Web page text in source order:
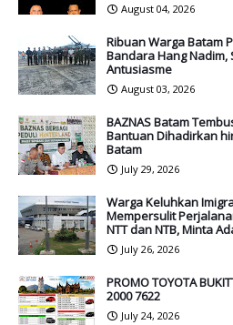
August 04, 2026
Ribuan Warga Batam
Bandara Hang Nadim,
Antusiasme
August 03, 2026
BAZNAS Batam
Bantuan Dihadirkan
Batam
July 29, 2026
Warga Keluhkan
Mempersulit
NTT dan NTB, Minta
July 26, 2026
PROMO TOYOTA
2000 7622
July 24, 2026